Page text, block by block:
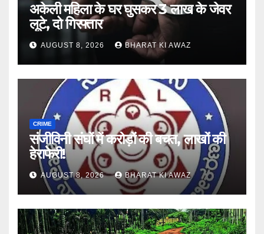
अकेली महिला के घर घुसकर 3 लाख के जेवर
लूटे, दो गिरफ्तार
AUGUST 8, 2026 BHARAT KI AWAZ
CRIME
संजीविनी संघों में करोड़ों की बचत, लाखों की
हेराफेरी!
AUGUST 8, 2026 BHARAT KI AWAZ